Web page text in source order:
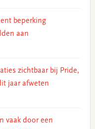
beperking
aan
zichtbaar bij Pride,
jaar afweten
vaak door een